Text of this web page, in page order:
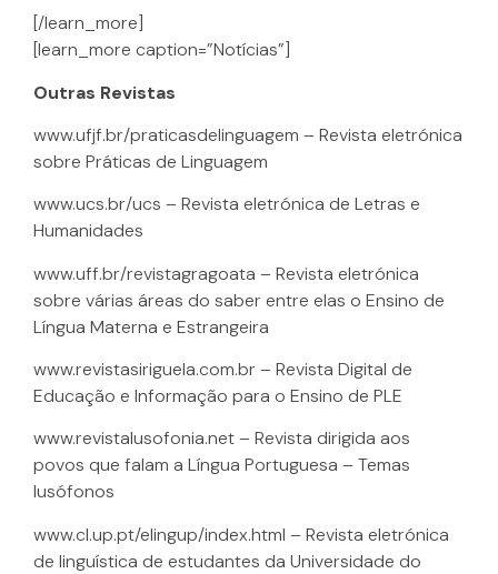
[/learn_more]
[learn_more caption=”Notícias”]
Outras Revistas
www.ufjf.br/praticasdelinguagem – Revista eletrónica
sobre Práticas de Linguagem
www.ucs.br/ucs – Revista eletrónica de Letras e
Humanidades
www.uff.br/revistagragoata – Revista eletrónica
sobre várias áreas do saber entre elas o Ensino de
Língua Materna e Estrangeira
www.revistasiriguela.com.br – Revista Digital de
Educação e Informação para o Ensino de PLE
www.revistalusofonia.net – Revista dirigida aos
povos que falam a Língua Portuguesa – Temas
lusófonos
www.cl.up.pt/elingup/index.html – Revista eletrónica
de linguística de estudantes da Universidade do